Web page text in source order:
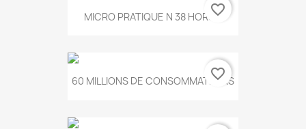
MICRO PRATIQUE N 38 HORS...
favorite_border
60 MILLIONS DE CONSOMMATEURS
favorite_border